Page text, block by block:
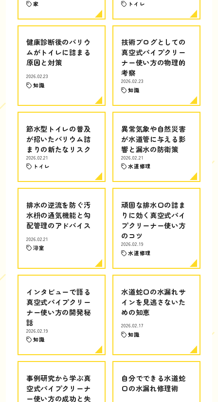
家 トイレ
健康診断後のバリウ
ムがトイレに詰まる
原因と対策
2026.02.23
知識
技術ブログとしての
真空式パイプクリー
ナー使い方の物理的
考察
2026.02.23
知識
節水型トイレの普及
が招いたバリウム詰
まりの新たなリスク
2026.02.21
トイレ
異常気象や自然災害
が水道管に与える影
響と漏水の防衛策
2026.02.21
水道修理
排水の逆流を防ぐ汚
水枡の通気機能と勾
配管理のアドバイス
2026.02.21
浴室
頑固な排水口の詰ま
りに効く真空式パイ
プクリーナー使い方
のコツ
2026.02.19
水道修理
インタビューで語る
真空式パイプクリー
ナー使い方の開発秘
話
2026.02.19
知識
水道蛇口の水漏れサ
インを見逃さないた
めの知恵
2026.02.17
知識
事例研究から学ぶ真
空式パイプクリーナ
ー使い方の成功と失
自分でできる水道蛇
口の水漏れ修理術